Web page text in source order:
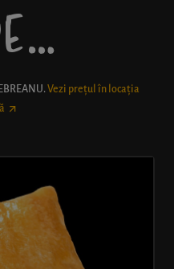
. Vezi prețul în locația